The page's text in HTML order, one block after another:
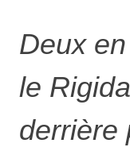
Deux
le
derrière